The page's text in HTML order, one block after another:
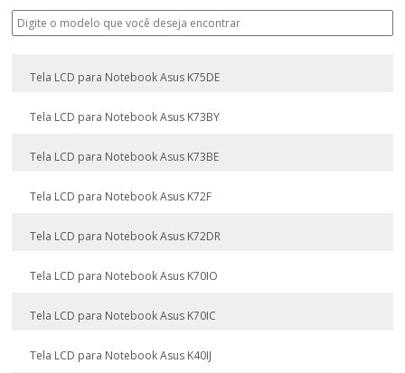
Tela LCD para Notebook Asus K75DE
Tela LCD para Notebook Asus K73BY
Tela LCD para Notebook Asus K73BE
Tela LCD para Notebook Asus K72F
Tela LCD para Notebook Asus K72DR
Tela LCD para Notebook Asus K70IO
Tela LCD para Notebook Asus K70IC
Tela LCD para Notebook Asus K40IJ